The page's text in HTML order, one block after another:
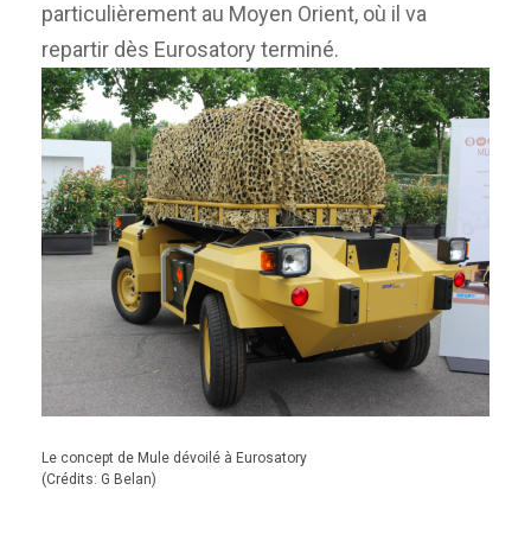
particulièrement au Moyen Orient, où il va
repartir dès Eurosatory terminé.
Le concept de Mule dévoilé à Eurosatory
(Crédits: G Belan)